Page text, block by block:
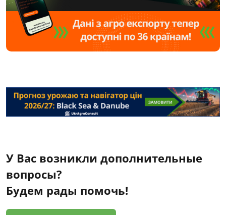
У Вас возникли дополнительные
вопросы?
Будем рады помочь!